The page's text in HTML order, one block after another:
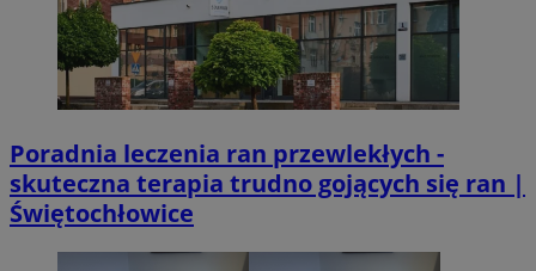
Poradnia leczenia ran przewlekłych -
skuteczna terapia trudno gojących się ran |
Świętochłowice